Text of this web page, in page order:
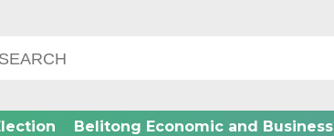
Belitong Economic and Business